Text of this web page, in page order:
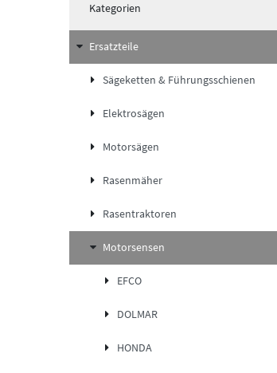
Kategorien
Ersatzteile
Sägeketten & Führungsschienen
Elektrosägen
Motorsägen
Rasenmäher
Rasentraktoren
Motorsensen
EFCO
DOLMAR
HONDA